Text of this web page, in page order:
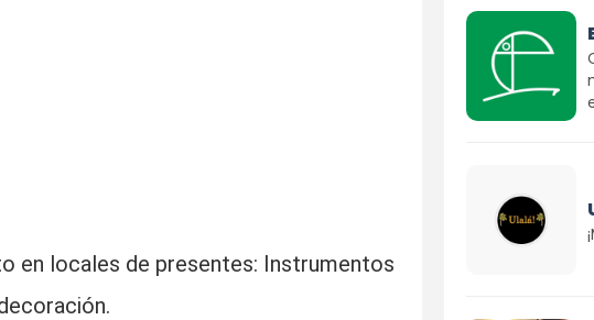
en locales de presentes: Instrumentos